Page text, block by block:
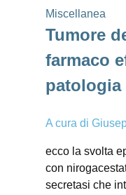
Miscellanea
Tumore
farmaco
patologia
A cura di
ecco la svolta
con
secretasi che